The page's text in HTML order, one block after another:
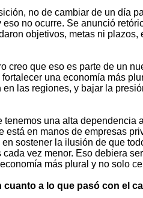
no de cambiar de un día
no ocurre. Se anunció
objetivos, metas ni
creo que eso es parte de un
una economía más
las regiones, y bajar la
tenemos una alta dependencia
está en manos de empresas
sostener la ilusión de que
vez menor. Eso debiera
más plural y no solo
cuanto a lo que pasó con el